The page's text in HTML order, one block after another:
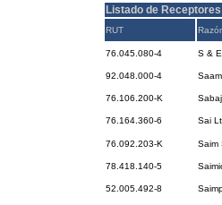
Listado de
RUT
76.045.080-4 S &
92.048.000-4 Saam
76.106.200-K
76.164.360-6 Sai
76.092.203-K Saim
78.418.140-5
52.005.492-8